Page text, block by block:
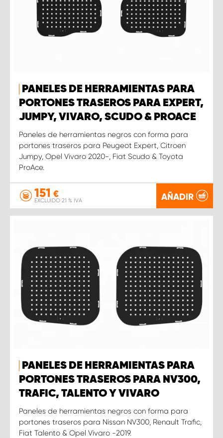
PANELES DE HERRAMIENTAS PARA
PORTONES TRASEROS PARA EXPERT,
JUMPY, VIVARO, SCUDO & PROACE
Paneles de herramientas negros con forma para
portones traseros para Peugeot Expert, Citroen
Jumpy, Opel Vivaro 2020-, Fiat Scudo & Toyota
ProAce.
151 €
EXCLUIDO 21 % IVA AÑADIR
PANELES DE HERRAMIENTAS PARA
PORTONES TRASEROS PARA NV300,
TRAFIC, TALENTO Y VIVARO
Paneles de herramientas negros con forma para
portones traseros para Nissan NV300, Renault Trafic,
Fiat Talento & Opel Vivaro -2019.